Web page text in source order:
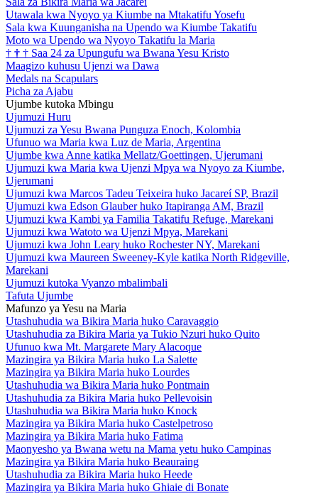
Utawala kwa Nyoyo ya Kiumbe na Mtakatifu Yosefu
Sala kwa Kuunganisha na Upendo wa Kiumbe Takatifu
Moto wa Upendo wa Nyoyo Takatifu la Maria
† † † Saa 24 za Upungufu wa Bwana Yesu Kristo
Maagizo kuhusu Ujenzi wa Dawa
Medals na Scapulars
Picha za Ajabu
Ujumbe kutoka Mbingu
Ujumuzi Huru
Ujumuzi za Yesu Bwana Punguza Enoch, Kolombia
Ufunuo wa Maria kwa Luz de Maria, Argentina
Ujumbe kwa Anne katika Mellatz/Goettingen, Ujerumani
Ujumuzi kwa Maria kwa Ujenzi Mpya wa Nyoyo za Kiumbe,
Ujerumani
Ujumuzi kwa Marcos Tadeu Teixeira huko Jacareí SP, Brazil
Ujumuzi kwa Edson Glauber huko Itapiranga AM, Brazil
Ujumuzi kwa Kambi ya Familia Takatifu Refuge, Marekani
Ujumuzi kwa Watoto wa Ujenzi Mpya, Marekani
Ujumuzi kwa John Leary huko Rochester NY, Marekani
Ujumuzi kwa Maureen Sweeney-Kyle katika North Ridgeville,
Marekani
Ujumuzi kutoka Vyanzo mbalimbali
Tafuta Ujumbe
Mafunzo ya Yesu na Maria
Utashuhudia wa Bikira Maria huko Caravaggio
Utashuhudia za Bikira Maria ya Tukio Nzuri huko Quito
Ufunuo kwa Mt. Margarete Mary Alacoque
Mazingira ya Bikira Maria huko La Salette
Mazingira ya Bikira Maria huko Lourdes
Utashuhudia wa Bikira Maria huko Pontmain
Utashuhudia za Bikira Maria huko Pellevoisin
Utashuhudia wa Bikira Maria huko Knock
Mazingira ya Bikira Maria huko Castelpetroso
Mazingira ya Bikira Maria huko Fatima
Maonyesho ya Bwana wetu na Mama yetu huko Campinas
Mazingira ya Bikira Maria huko Beauraing
Utashuhudia za Bikira Maria huko Heede
Mazingira ya Bikira Maria huko Ghiaie di Bonate